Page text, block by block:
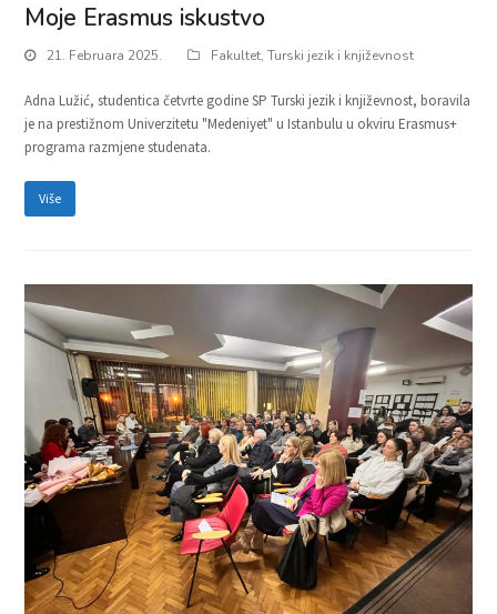
Moje Erasmus iskustvo
21. Februara 2025. Fakultet,Turski jezik i književnost
Adna Lužić, studentica četvrte godine SP Turski jezik i književnost, boravila
je na prestižnom Univerzitetu "Medeniyet" u Istanbulu u okviru Erasmus+
programa razmjene studenata.
Više